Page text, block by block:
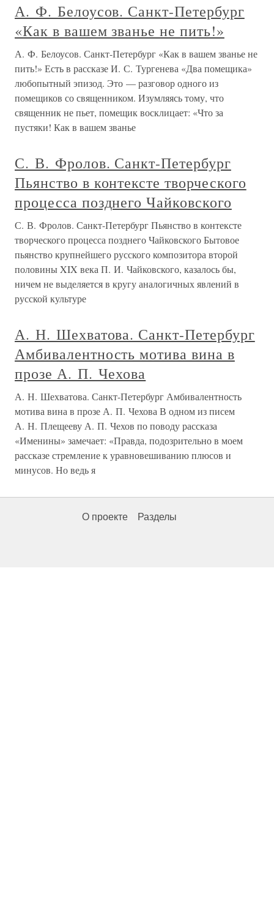
А. Ф. Белоусов. Санкт-Петербург
«Как в вашем званье не пить!»
А. Ф. Белоусов. Санкт-Петербург «Как в вашем званье не
пить!» Есть в рассказе И. С. Тургенева «Два помещика»
любопытный эпизод. Это — разговор одного из
помещиков со священником. Изумляясь тому, что
священник не пьет, помещик восклицает: «Что за
пустяки! Как в вашем званье
С. В. Фролов. Санкт-Петербург
Пьянство в контексте творческого
процесса позднего Чайковского
С. В. Фролов. Санкт-Петербург Пьянство в контексте
творческого процесса позднего Чайковского Бытовое
пьянство крупнейшего русского композитора второй
половины XIX века П. И. Чайковского, казалось бы,
ничем не выделяется в кругу аналогичных явлений в
русской культуре
А. Н. Шехватова. Санкт-Петербург
Амбивалентность мотива вина в
прозе А. П. Чехова
А. Н. Шехватова. Санкт-Петербург Амбивалентность
мотива вина в прозе А. П. Чехова В одном из писем
А. Н. Плещееву А. П. Чехов по поводу рассказа
«Именины» замечает: «Правда, подозрительно в моем
рассказе стремление к уравновешиванию плюсов и
минусов. Но ведь я
О проекте Разделы